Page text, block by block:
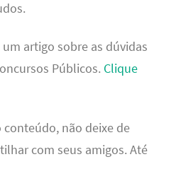
artigo sobre as dúvidas
Públicos. Clique
não deixe de
com seus amigos. Até